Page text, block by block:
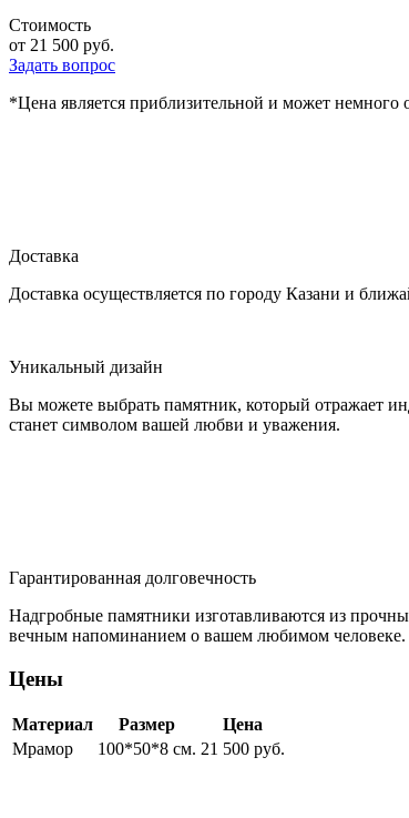
Стоимость
от 21 500 руб.
Задать вопрос
*Цена является приблизительной и может немного
Доставка
Доставка осуществляется по городу Казани и
Уникальный дизайн
Вы можете выбрать памятник, который отражает
станет символом вашей любви и уважения.
Гарантированная долговечность
Надгробные памятники изготавливаются из
вечным напоминанием о вашем любимом человеке.
Цены
Материал Размер
Цена
Мрамор
100*50*8 см. 21 500 руб.